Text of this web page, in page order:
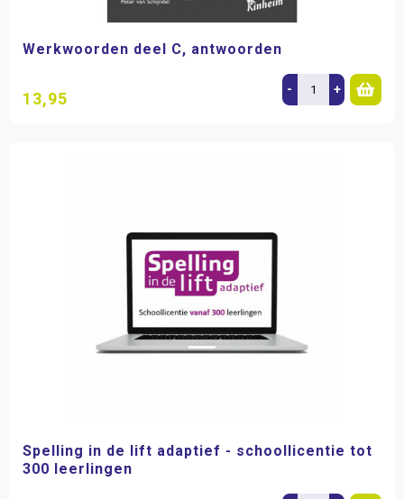
Werkwoorden deel C, antwoorden
13,95 - +
Spelling in de lift adaptief - schoollicentie tot
300 leerlingen